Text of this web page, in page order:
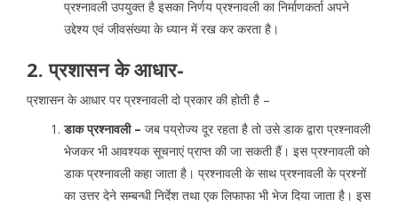
प्रश्नावली उपयुक्त है इसका निर्णय प्रश्नावली का निर्माणकर्ता अपने
उद्देश्य एवं जीवसंख्या के ध्यान में रख कर करता है।
2. प्रशासन के आधार-
प्रशासन के आधार पर प्रश्नावली दो प्रकार की होती है –
डाक प्रश्नावली – जब पय्रोज्य दूर रहता है तो उसे डाक द्वारा प्रश्नावली
भेजकर भी आवश्यक सूचनाएं प्राप्त की जा सकती हैं। इस प्रश्नावली को
डाक प्रश्नावली कहा जाता है। प्रश्नावली के साथ प्रश्नावली के प्रश्नों
का उत्तर देने सम्बन्धी निर्देश तथा एक लिफाफा भी भेज दिया जाता है। इस